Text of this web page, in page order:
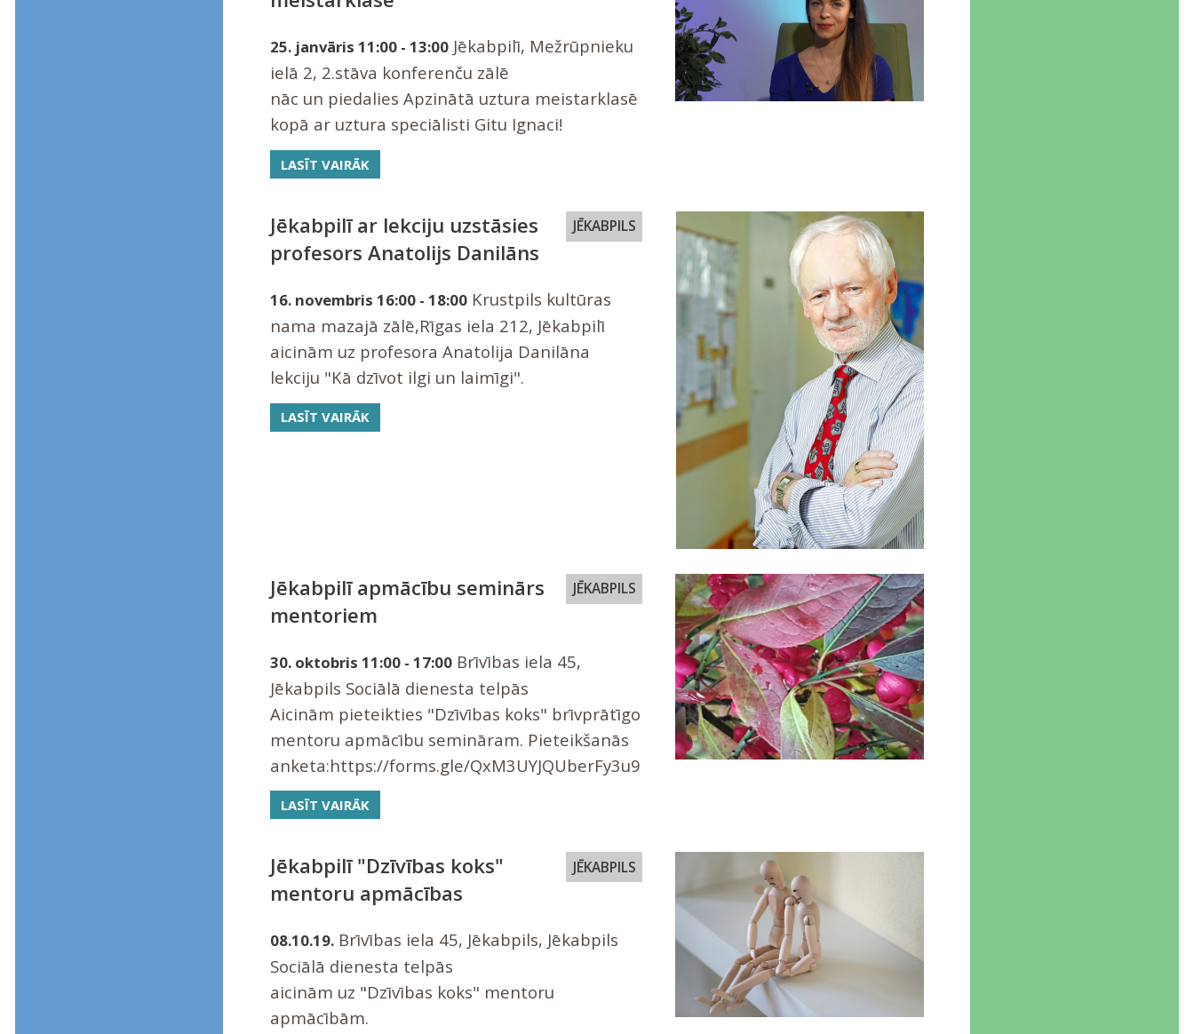
25. janvāris 11:00 - 13:00Jēkabpilī, Mežrūpnieku
ielā 2, 2.stāva konferenču zālē
nāc un piedalies Apzinātā uztura meistarklasē
kopā ar uztura speciālisti Gitu Ignaci!
LASĪT VAIRĀK
JĒKABPILS
Jēkabpilī ar lekciju uzstāsies
profesors Anatolijs Danilāns
16. novembris 16:00 - 18:00Krustpils kultūras
nama mazajā zālē,Rīgas iela 212, Jēkabpilī
aicinām uz profesora Anatolija Danilāna
lekciju "Kā dzīvot ilgi un laimīgi".
LASĪT VAIRĀK
JĒKABPILS
Jēkabpilī apmācību seminārs
mentoriem
30. oktobris 11:00 - 17:00Brīvības iela 45,
Jēkabpils Sociālā dienesta telpās
Aicinām pieteikties "Dzīvības koks" brīvprātīgo
mentoru apmācību semināram. Pieteikšanās
anketa:https://forms.gle/QxM3UYJQUberFy3u9
LASĪT VAIRĀK
JĒKABPILS
Jēkabpilī "Dzīvības koks"
mentoru apmācības
08.10.19.Brīvības iela 45, Jēkabpils, Jēkabpils
Sociālā dienesta telpās
aicinām uz "Dzīvības koks" mentoru
apmācībām.